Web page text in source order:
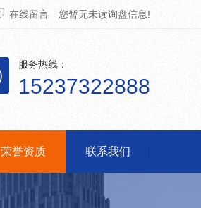
您暂无未读询盘信息!
在线留言
服务热线：
15237322888
荣誉资质 联系我们